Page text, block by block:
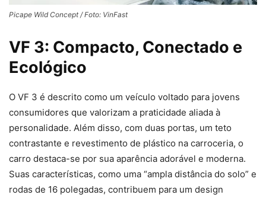
Picape Wild Concept / Foto: VinFast
VF 3: Compacto, Conectado e
Ecológico
O VF 3 é descrito como um veículo voltado para jovens
consumidores que valorizam a praticidade aliada à
personalidade. Além disso, com duas portas, um teto
contrastante e revestimento de plástico na carroceria, o
carro destaca-se por sua aparência adorável e moderna.
Suas características, como uma “ampla distância do solo” e
rodas de 16 polegadas, contribuem para um design